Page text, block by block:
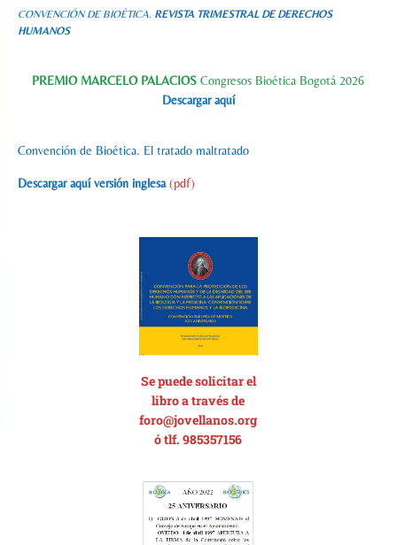
CONVENCIÓN DE BIOÉTICA. REVISTA TRIMESTRAL DE DERECHOS
HUMANOS
PREMIO MARCELO PALACIOSCongresos Bioética Bogotá 2026
Descargar aquí
Convención de Bioética. El tratado maltratado
Descargar aquí versión inglesa (pdf)
Se puede solicitar el
libro a través de
foro@jovellanos.org
ó tlf. 985357156